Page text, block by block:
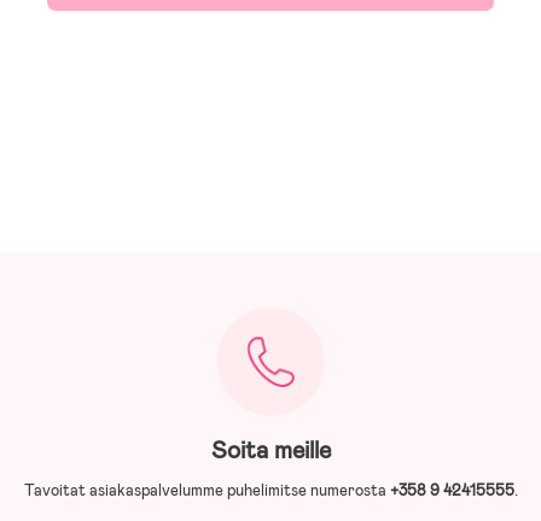
Soita meille
Tavoitat asiakaspalvelumme puhelimitse numerosta +358 9 42415555.